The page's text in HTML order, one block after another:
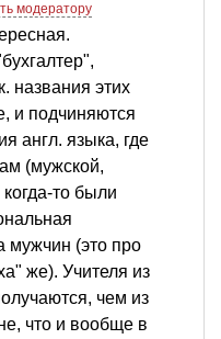
модератору
названия этих
и подчиняются
англ. языка, где
(мужской,
то были
мужчин (это про
же). Учителя из
чем из
что и вообще в